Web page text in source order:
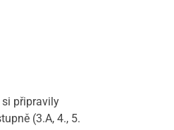
připravily
(3.A, 4., 5.